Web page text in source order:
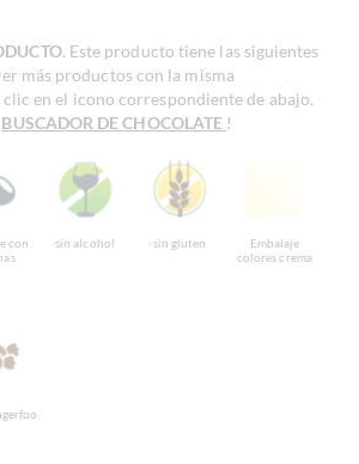
. Este producto tiene las siguientes
más productos con la misma
en el icono correspondiente de abajo.
BUSCADOR DE CHOCOLATE !
con
sin alcohol sin gluten
Embalaje
colores crema